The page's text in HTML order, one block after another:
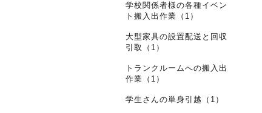
学校関係者様の各種イベン
ト搬入出作業（1）
大型家具の設置配送と回収
引取（1）
トランクルームへの搬入出
作業（1）
学生さんの単身引越（1）